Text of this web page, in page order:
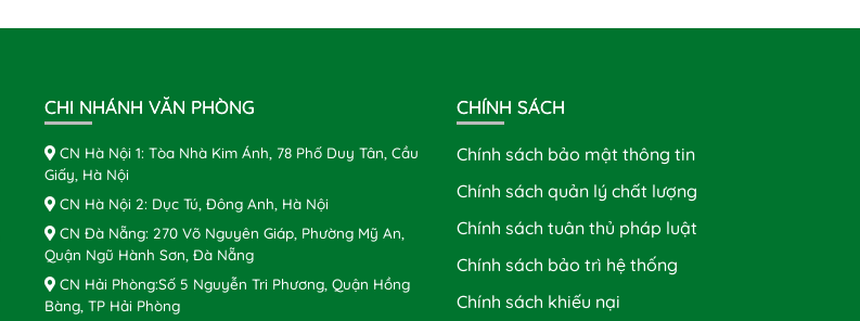
CHI NHÁNH VĂN PHÒNG
CN Hà Nội 1: Tòa Nhà Kim Ánh, 78 Phố Duy Tân, Cầu
Giấy, Hà Nội
CN Hà Nội 2: Dục Tú, Đông Anh, Hà Nội
CN Đà Nẵng: 270 Võ Nguyên Giáp, Phường Mỹ An,
Quận Ngũ Hành Sơn, Đà Nẵng
CN Hải Phòng:Số 5 Nguyễn Tri Phương, Quận Hồng
Bàng, TP Hải Phòng
CHÍNH SÁCH
Chính sách bảo mật thông tin
Chính sách quản lý chất lượng
Chính sách tuân thủ pháp luật
Chính sách bảo trì hệ thống
Chính sách khiếu nại